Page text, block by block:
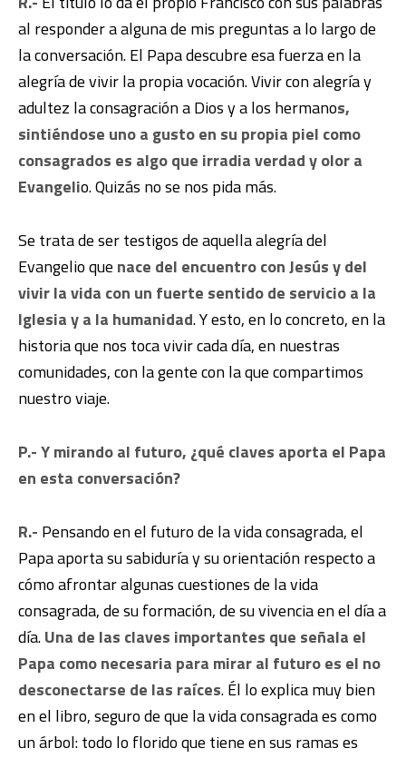
al responder a alguna de mis preguntas a lo largo de
la conversación. El Papa descubre esa fuerza en la
alegría de vivir la propia vocación. Vivir con alegría y
adultez la consagración a Dios y a los hermanos,
sintiéndose uno a gusto en su propia piel como
consagrados es algo que irradia verdad y olor a
Evangelio. Quizás no se nos pida más.
Se trata de ser testigos de aquella alegría del
Evangelio que nace del encuentro con Jesús y del
vivir la vida con un fuerte sentido de servicio a la
Iglesia y a la humanidad. Y esto, en lo concreto, en la
historia que nos toca vivir cada día, en nuestras
comunidades, con la gente con la que compartimos
nuestro viaje.
P.- Y mirando al futuro, ¿qué claves aporta el Papa
en esta conversación?
R.- Pensando en el futuro de la vida consagrada, el
Papa aporta su sabiduría y su orientación respecto a
cómo afrontar algunas cuestiones de la vida
consagrada, de su formación, de su vivencia en el día a
día.Una de las claves importantes que señala el
Papa como necesaria para mirar al futuro es el no
desconectarse de las raíces. Él lo explica muy bien
en el libro, seguro de que la vida consagrada es como
un árbol: todo lo florido que tiene en sus ramas es